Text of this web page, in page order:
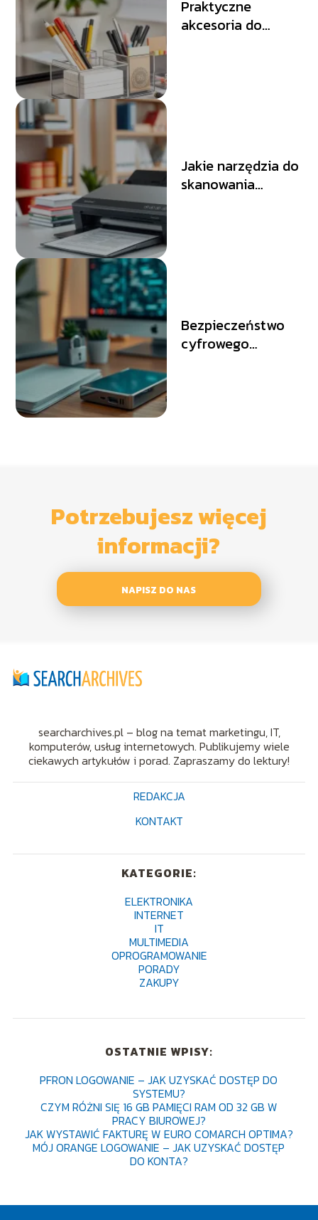
Praktyczne
akcesoria do
Jakie narzędzia do
skanowania
Bezpieczeństwo
cyfrowego
Potrzebujesz więcej
informacji?
NAPISZ DO NAS
searcharchives.pl – blog na temat marketingu, IT,
komputerów, usług internetowych. Publikujemy wiele
ciekawych artykułów i porad. Zapraszamy do lektury!
REDAKCJA
KONTAKT
KATEGORIE:
ELEKTRONIKA
INTERNET
IT
MULTIMEDIA
OPROGRAMOWANIE
PORADY
ZAKUPY
OSTATNIE WPISY:
PFRON LOGOWANIE – JAK UZYSKAĆ DOSTĘP DO
SYSTEMU?
CZYM RÓŻNI SIĘ 16 GB PAMIĘCI RAM OD 32 GB W
PRACY BIUROWEJ?
JAK WYSTAWIĆ FAKTURĘ W EURO COMARCH OPTIMA?
MÓJ ORANGE LOGOWANIE – JAK UZYSKAĆ DOSTĘP
DO KONTA?